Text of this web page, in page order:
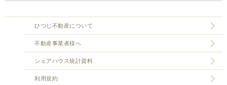
ひつじ不動産について
不動産事業者様へ
シェアハウス統計資料
利用規約